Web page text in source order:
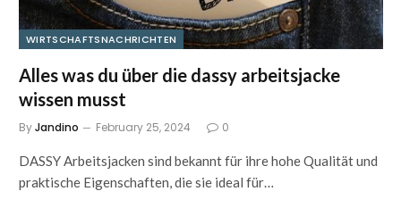
WIRTSCHAFTSNACHRICHTEN
Alles was du über die dassy arbeitsjacke
wissen musst
ByJandino February 25, 2024 0
DASSY Arbeitsjacken sind bekannt für ihre hohe Qualität und
praktische Eigenschaften, die sie ideal für…